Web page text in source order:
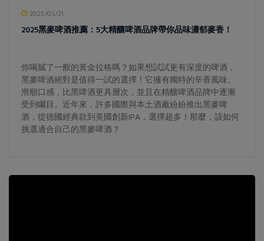
2025/03/21
2025黑麥啤酒推薦：5大精釀啤酒品牌帶你品味濃郁麥香！
你喝膩了一般的黃金拉格嗎？如果想試試更有深度的啤酒，
黑麥啤酒絕對是值得一試的選擇！它擁有獨特的辛香風味、
滑順口感，比黑啤酒更具層次，並且在精釀啤酒品牌中逐漸
受到矚目。近年來，許多國際與本土酒廠紛紛推出黑麥啤
酒，從德國經典款到美國創新IPA，選擇超多！那麼，該如何
挑選適合自己的黑麥啤酒？